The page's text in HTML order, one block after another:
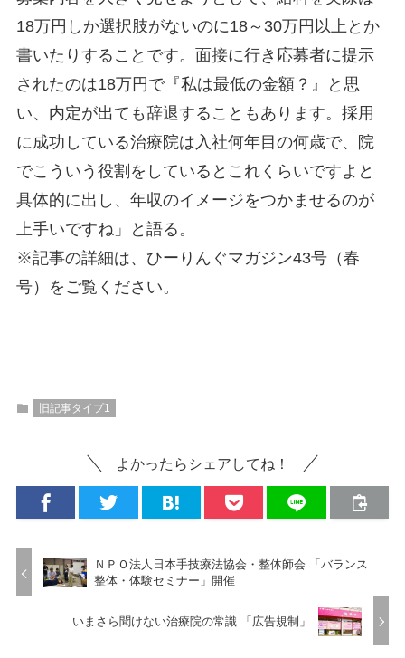
18万円しか選択肢がないのに18～30万円以上とか
書いたりすることです。面接に行き応募者に提示
されたのは18万円で『私は最低の金額？』と思
い、内定が出ても辞退することもあります。採用
に成功している治療院は入社何年目の何歳で、院
でこういう役割をしているとこれくらいですよと
具体的に出し、年収のイメージをつかませるのが
上手いですね」と語る。
※記事の詳細は、ひーりんぐマガジン43号（春
号）をご覧ください。
旧記事タイプ1
よかったらシェアしてね！
ＮＰＯ法人日本手技療法協会・整体師会 「バランス
整体・体験セミナー」開催
いまさら聞けない治療院の常識 「広告規制」